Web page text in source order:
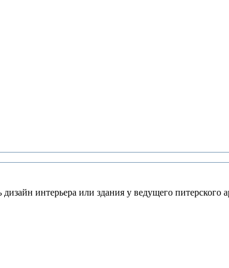
интерьера или здания у ведущего питерского